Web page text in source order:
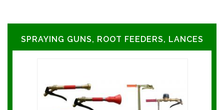
SPRAYING GUNS, ROOT FEEDERS, LANCES